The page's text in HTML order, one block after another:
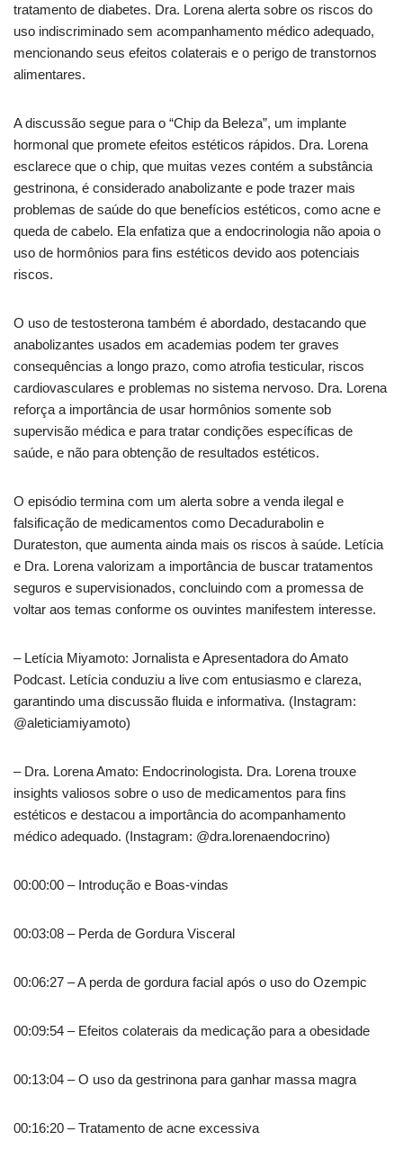
tratamento de diabetes. Dra. Lorena alerta sobre os riscos do
uso indiscriminado sem acompanhamento médico adequado,
mencionando seus efeitos colaterais e o perigo de transtornos
alimentares.
A discussão segue para o “Chip da Beleza”, um implante
hormonal que promete efeitos estéticos rápidos. Dra. Lorena
esclarece que o chip, que muitas vezes contém a substância
gestrinona, é considerado anabolizante e pode trazer mais
problemas de saúde do que benefícios estéticos, como acne e
queda de cabelo. Ela enfatiza que a endocrinologia não apoia o
uso de hormônios para fins estéticos devido aos potenciais
riscos.
O uso de testosterona também é abordado, destacando que
anabolizantes usados em academias podem ter graves
consequências a longo prazo, como atrofia testicular, riscos
cardiovasculares e problemas no sistema nervoso. Dra. Lorena
reforça a importância de usar hormônios somente sob
supervisão médica e para tratar condições específicas de
saúde, e não para obtenção de resultados estéticos.
O episódio termina com um alerta sobre a venda ilegal e
falsificação de medicamentos como Decadurabolin e
Durateston, que aumenta ainda mais os riscos à saúde. Letícia
e Dra. Lorena valorizam a importância de buscar tratamentos
seguros e supervisionados, concluindo com a promessa de
voltar aos temas conforme os ouvintes manifestem interesse.
– Letícia Miyamoto: Jornalista e Apresentadora do Amato
Podcast. Letícia conduziu a live com entusiasmo e clareza,
garantindo uma discussão fluida e informativa. (Instagram:
@aleticiamiyamoto)
– Dra. Lorena Amato: Endocrinologista. Dra. Lorena trouxe
insights valiosos sobre o uso de medicamentos para fins
estéticos e destacou a importância do acompanhamento
médico adequado. (Instagram: @dra.lorenaendocrino)
00:00:00 – Introdução e Boas-vindas
00:03:08 – Perda de Gordura Visceral
00:06:27 – A perda de gordura facial após o uso do Ozempic
00:09:54 – Efeitos colaterais da medicação para a obesidade
00:13:04 – O uso da gestrinona para ganhar massa magra
00:16:20 – Tratamento de acne excessiva